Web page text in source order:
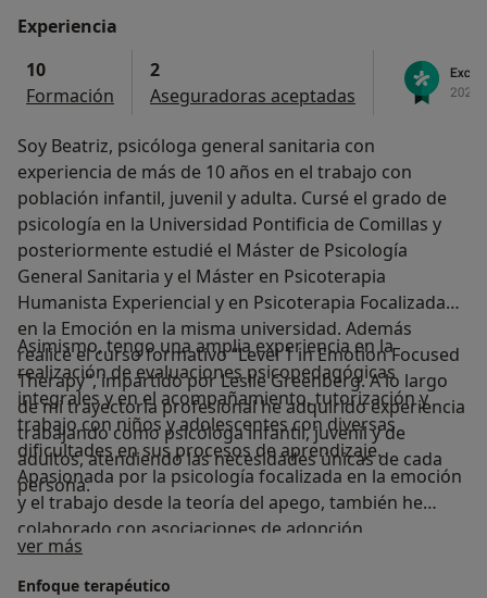
Experiencia
10
Formación
2
Aseguradoras aceptadas
Soy Beatriz, psicóloga general sanitaria con
experiencia de más de 10 años en el trabajo con
población infantil, juvenil y adulta. Cursé el grado de
psicología en la Universidad Pontificia de Comillas y
posteriormente estudié el Máster de Psicología
General Sanitaria y el Máster en Psicoterapia
Humanista Experiencial y en Psicoterapia Focalizada
en la Emoción en la misma universidad. Además
realicé el curso formativo “Level 1 in Emotion Focused
Therapy”, impartido por Leslie Greenberg. A lo largo
de mi trayectoria profesional he adquirido experiencia
trabajando como psicóloga infantil, juvenil y de
adultos, atendiendo las necesidades únicas de cada
persona.
Asimismo, tengo una amplia experiencia en la
realización de evaluaciones psicopedagógicas
integrales y en el acompañamiento, tutorización y
trabajo con niños y adolescentes con diversas
dificultades en sus procesos de aprendizaje.
Apasionada por la psicología focalizada en la emoción
y el trabajo desde la teoría del apego, también he
colaborado con asociaciones de adopción
internacional, gabinetes de psicología infantil y juvenil
y consultas de psicoterapia de adultos.
ver más
Enfoque terapéutico